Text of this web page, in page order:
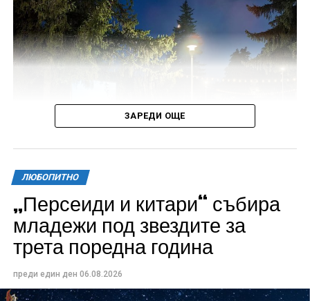
Всички събития ще се проведат в парк „Максим
Райкович“, срещу часовниковата кула, с вход
свободен. Програмата ще започне на 12 август с
изпълнители GoGo, Toria, ZoV & Vakavliev.
ЗАРЕДИ ОЩЕ
ЛЮБОПИТНО
„Персеиди и китари“ събира
младежи под звездите за
трета поредна година
преди един ден 06.08.2026